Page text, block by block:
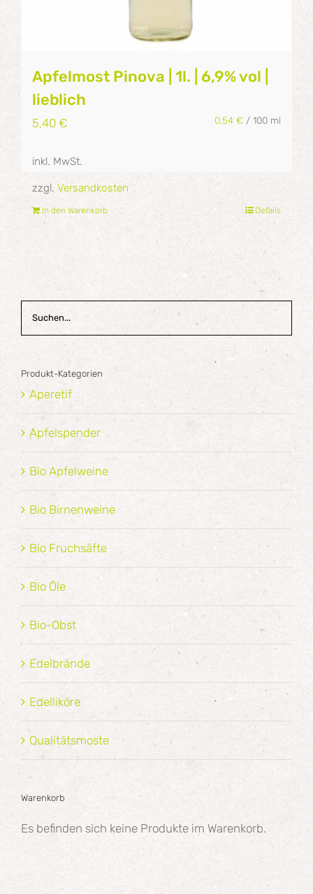
Apfelmost Pinova | 1l. | 6,9% vol |
lieblich
5,40 € 0,54 € / 100 ml
inkl. MwSt.
zzgl. Versandkosten
In den Warenkorb Details
Produkt-Kategorien
Aperetif
Apfelspender
Bio Apfelweine
Bio Birnenweine
Bio Fruchsäfte
Bio Öle
Bio-Obst
Edelbrände
Edelliköre
Qualitätsmoste
Warenkorb
Es befinden sich keine Produkte im Warenkorb.